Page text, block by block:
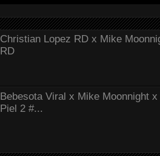
Christian Lopez RD x Mike
RD
Bebesota Viral x Mike Moonnight
Piel 2 #...